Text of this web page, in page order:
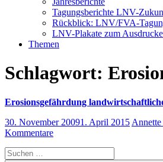
Tagungsberichte LNV-
Rückblick: LNV/FVA-
LNV-Plakate zum
Themen
Schlagwort:
Erosionsgefährdung
30. November 20091. April 2015
Kommentare
Suchen